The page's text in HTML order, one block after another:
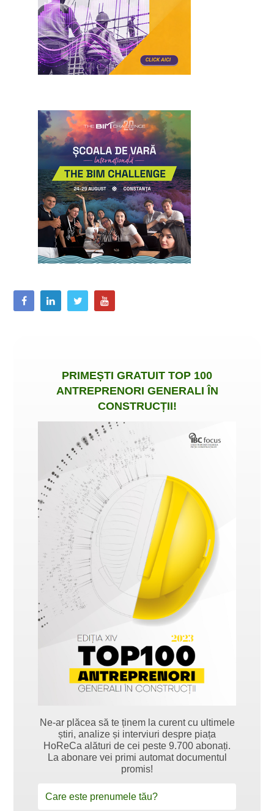
PRIMEȘTI GRATUIT TOP 100
ANTREPRENORI GENERALI ÎN
CONSTRUCȚII!
Ne-ar plăcea să te ținem la curent cu ultimele
știri, analize și interviuri despre piața
HoReCa alături de cei peste 9.700 abonați.
La abonare vei primi automat documentul
promis!